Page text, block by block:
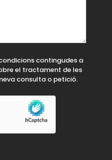
contingudes a
el tractament de les
consulta o petició.